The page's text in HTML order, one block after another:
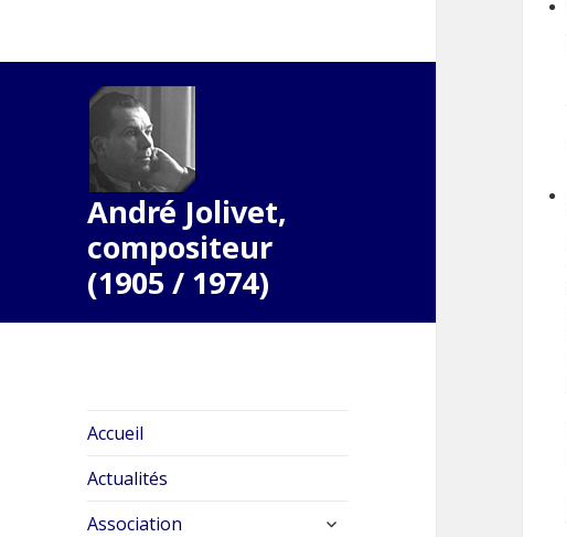
André Jolivet,
compositeur
(1905 / 1974)
Accueil
Actualités
Association
ouvrir